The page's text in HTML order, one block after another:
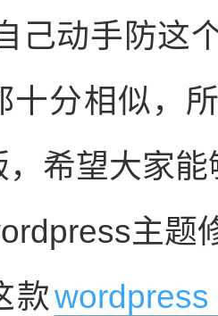
己动手防这
十分相似，
，希望大家
主题